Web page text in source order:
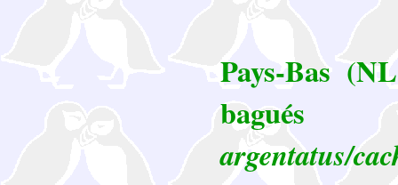
Pays-Bas
argentatus/